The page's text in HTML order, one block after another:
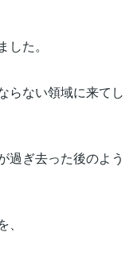
た。
らない領域に来てし
過ぎ去った後のよう